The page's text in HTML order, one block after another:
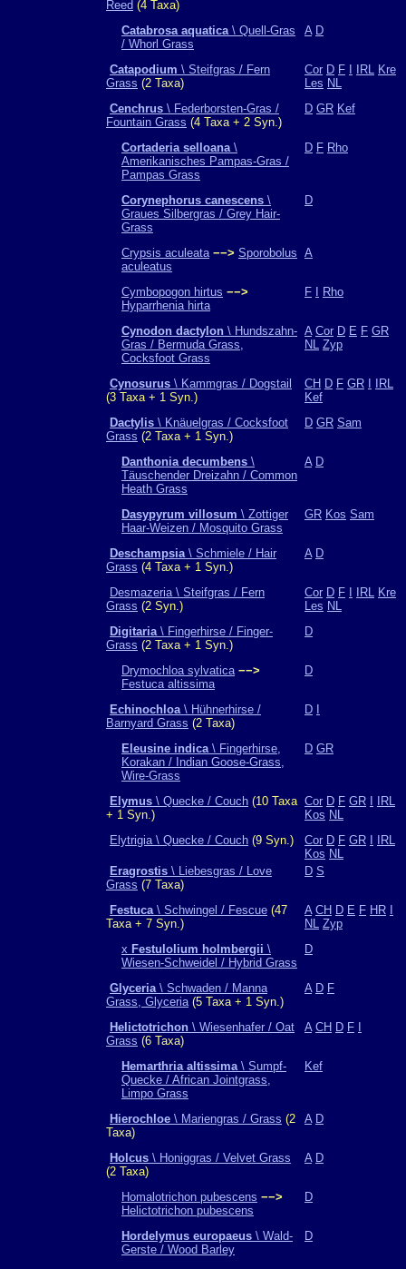
Reed (4 Taxa)
Catabrosa aquatica\ Quell-Gras
/ Whorl Grass
A D
Catapodium \ Steifgras / Fern
Grass (2 Taxa)
Cor D F IRL Kre
Les NL
Cenchrus \ Federborsten-Gras /
Fountain Grass (4 Taxa + 2 Syn.)
D GR Kef
Cortaderia selloana\
Amerikanisches Pampas-Gras /
Pampas Grass
D F Rho
Corynephorus canescens \
Graues Silbergras / Grey Hair-
Grass
D
Crypsis aculeata −−> Sporobolus
aculeatus
A
Cymbopogon hirtus −−>
Hyparrhenia hirta
F Rho
Cynodon dactylon \ Hundszahn-
Gras / Bermuda Grass,
Cocksfoot Grass
A Cor D E F GR
NL Zyp
Cynosurus \ Kammgras / Dogstail
(3 Taxa + 1 Syn.)
CH D F GR
IRL
Kef
Dactylis \ Knäuelgras / Cocksfoot
Grass (2 Taxa + 1 Syn.)
D GR Sam
Danthonia decumbens \
Täuschender Dreizahn / Common
Heath Grass
A D
Dasypyrum villosum \ Zottiger
Haar-Weizen / Mosquito Grass
GR Kos Sam
Deschampsia\ Schmiele / Hair
Grass (4 Taxa + 1 Syn.)
A D
Desmazeria \ Steifgras / Fern
Grass (2 Syn.)
Cor D F IRL Kre
Les NL
Digitaria\ Fingerhirse / Finger-
Grass (2 Taxa + 1 Syn.)
D
Drymochloa sylvatica −−>
Festuca altissima
D
Echinochloa\ Hühnerhirse /
Barnyard Grass (2 Taxa)
D
Eleusine indica\ Fingerhirse,
Korakan / Indian Goose-Grass,
Wire-Grass
D GR
Elymus \ Quecke / Couch (10 Taxa
+ 1 Syn.)
Cor D F GR
IRL
Kos NL
Elytrigia \ Quecke / Couch (9 Syn.) Cor D F GR
IRL
Kos NL
Eragrostis \ Liebesgras / Love
Grass (7 Taxa)
D S
Festuca\ Schwingel / Fescue (47
Taxa + 7 Syn.)
A CH D E F HR
NL Zyp
x Festulolium holmbergii \
Wiesen-Schweidel / Hybrid Grass
D
Glyceria\ Schwaden / Manna
Grass, Glyceria(5 Taxa + 1 Syn.)
A D F
Helictotrichon \ Wiesenhafer / Oat
Grass (6 Taxa)
A CH D F
Hemarthria altissima\ Sumpf-
Quecke / African Jointgrass,
Limpo Grass
Kef
Hierochloe \ Mariengras / Grass (2
Taxa)
A D
Holcus \ Honiggras / Velvet Grass
(2 Taxa)
A D
Homalotrichon pubescens −−>
Helictotrichon pubescens
D
Hordelymus europaeus \ Wald-
Gerste / Wood Barley
D